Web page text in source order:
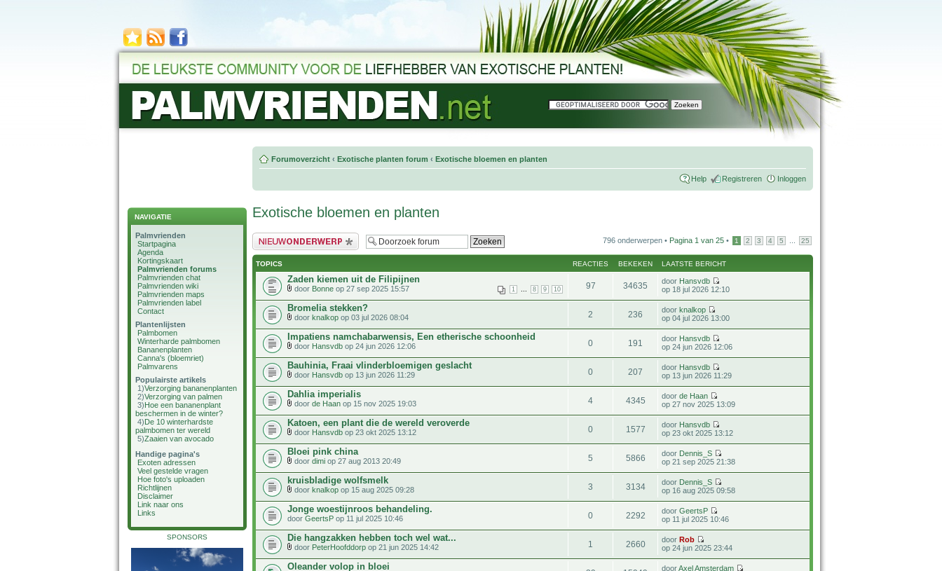
NAVIGATIE
Palmvrienden
Startpagina
Agenda
Kortingskaart
Palmvrienden forums
Palmvrienden chat
Palmvrienden wiki
Palmvrienden maps
Palmvrienden label
Contact
Plantenlijsten
Palmbomen
Winterharde palmbomen
Bananenplanten
Canna's (bloemriet)
Palmvarens
Populairste artikels
1)Verzorging bananenplanten
2)Verzorging van palmen
3)Hoe een bananenplant
beschermen in de winter?
4)De 10 winterhardste
palmbomen ter wereld
5)Zaaien van avocado
Handige pagina's
Exoten adressen
Veel gestelde vragen
Hoe foto's uploaden
Richtlijnen
Disclaimer
Link naar ons
Links
SPONSORS
Forumoverzicht ‹ Exotische planten forum ‹ Exotische bloemen en planten
Help Registreren Inloggen
Exotische bloemen en planten
Plaats een nieuw bericht 796 onderwerpen • Pagina 1 van 25 • 1 2 3 4 5 25
TOPICS REACTIES BEKEKEN LAATSTE BERICHT
Zaden kiemen uit de Filipijnen
1 8 9 10
door Bonne op 27 sep 2025 15:57 97 34635 door Hansvdb
op 18 jul 2026 12:10
Bromelia stekken?
door knalkop op 03 jul 2026 08:04 2 236 doorknalkop
op 04 jul 2026 13:00
Impatiens namchabarwensis, Een etherische schoonheid
door Hansvdb op 24 jun 2026 12:06 0 191 door Hansvdb
op 24 jun 2026 12:06
Bauhinia, Fraai vlinderbloemigen geslacht
door Hansvdb op 13 jun 2026 11:29 0 207 door Hansvdb
op 13 jun 2026 11:29
Dahlia imperialis
door de Haan op 15 nov 2025 19:03 4 4345 doorde Haan
op 27 nov 2025 13:09
Katoen, een plant die de wereld veroverde
door Hansvdb op 23 okt 2025 13:12 0 1577 door Hansvdb
op 23 okt 2025 13:12
Bloei pink china
door dimi op 27 aug 2013 20:49 5 5866 door Dennis_S
op 21 sep 2025 21:38
kruisbladige wolfsmelk
door knalkop op 15 aug 2025 09:28 3 3134 door Dennis_S
op 16 aug 2025 09:58
Jonge woestijnroos behandeling.
door GeertsP op 11 jul 2025 10:46 0 2292 doorGeertsP
op 11 jul 2025 10:46
Die hangzakken hebben toch wel wat...
door PeterHoofddorp op 21 jun 2025 14:42 1 2660 doorRob
op 24 jun 2025 23:44
Oleander volop in bloei doorAxel Amsterdam